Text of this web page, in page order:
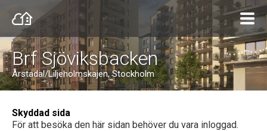
Brf Sjöviksbacken
Årstadal/Liljeholmskajen, Stockholm
Skyddad sida
För att besöka den här sidan behöver du vara inloggad.